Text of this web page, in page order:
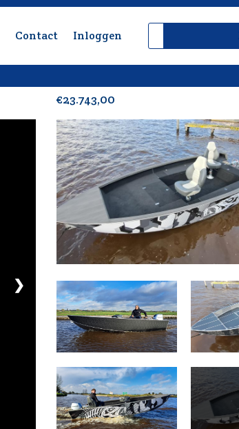
Contact Inloggen
❯
€23.743,00